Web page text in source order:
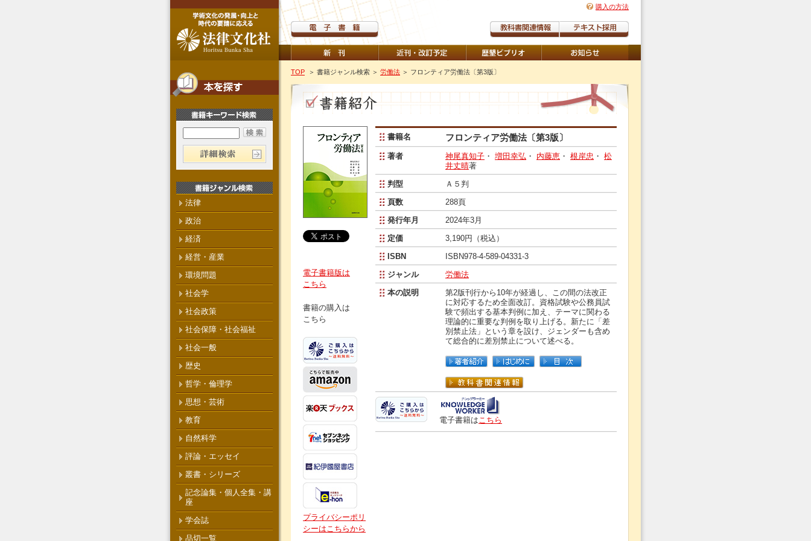
購入の方法
TOP ＞ 書籍ジャンル検索 ＞ 労働法 ＞ フロンティア労働法〔第3版〕
電子書籍版は
こちら
書籍の購入は
こちら
プライバシーポリ
シーはこちらから
書籍名 フロンティア労働法〔第3版〕
著者 神尾真知子 ・ 増田幸弘 ・ 内藤恵 ・ 根岸忠 ・ 松
井丈晴著
判型
Ａ５判
頁数
288頁
発行年月
2024年3月
定価
3,190円（税込）
ISBN
ISBN978-4-589-04331-3
ジャンル
労働法
本の説明
第2版刊行から10年が経過し、この間の法改正
に対応するため全面改訂。資格試験や公務員試
験で頻出する基本判例に加え、テーマに関わる
理論的に重要な判例を取り上げる。新たに「差
別禁止法」という章を設け、ジェンダーも含め
て総合的に差別禁止について述べる。
電子書籍はこちら
法律
政治
経済
経営・産業
環境問題
社会学
社会政策
社会保障・社会福祉
社会一般
歴史
哲学・倫理学
思想・芸術
教育
自然科学
評論・エッセイ
叢書・シリーズ
記念論集・個人全集・講
座
学会誌
品切一覧